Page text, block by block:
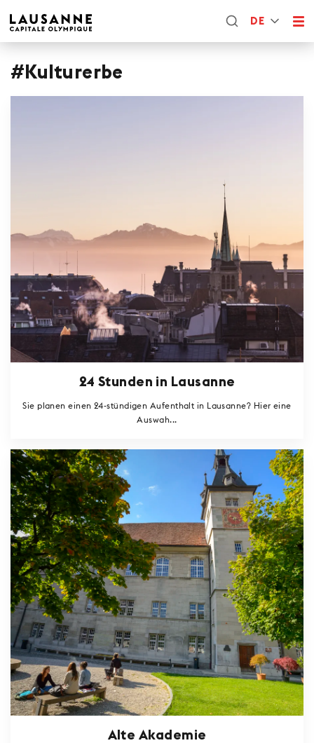
DE
#Kulturerbe
24 Stunden in Lausanne
Sie planen einen 24-stündigen Aufenthalt in Lausanne? Hier eine
Auswah...
Alte Akademie